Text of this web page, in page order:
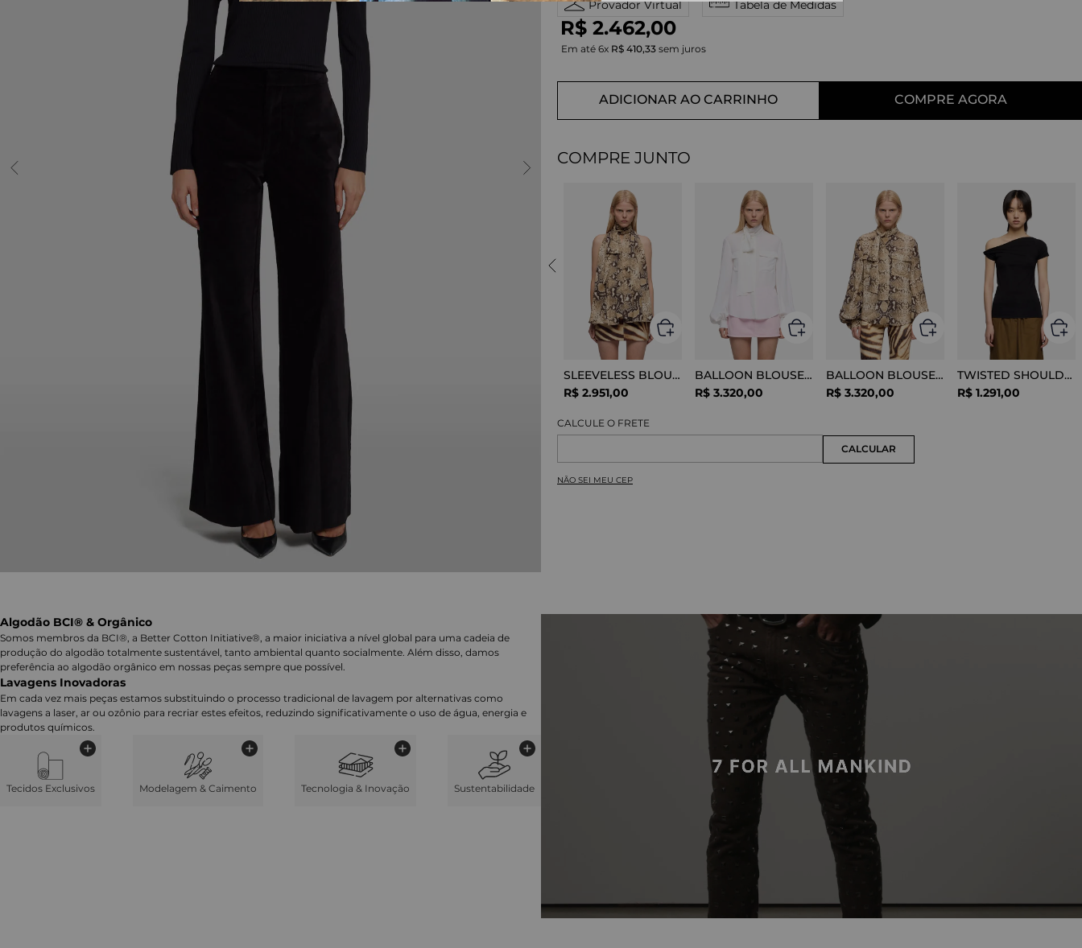
Provador Virtual Tabela de Medidas
R$ 2.462,00
Em até 6x R$ 410,33 sem juros
ADICIONAR AO CARRINHO COMPRE AGORA
COMPRE JUNTO
SLEEVELESS BLOUSE VISCOSE SNAKE
R$ 2.951,00
BALLOON BLOUSE SILK OPTICAL WHITE
R$ 3.320,00
BALLOON BLOUSE VISCOSE SNAKE
R$ 3.320,00
TWISTED SHOULDER TEE LYOCELL BLACK
R$ 1.291,00
NÃO SEI MEU CEP
Algodão BCI® & Orgânico
Somos membros da BCI®, a Better Cotton Initiative®, a maior iniciativa a nível global para uma cadeia de
produção do algodão totalmente sustentável, tanto ambiental quanto socialmente. Além disso, damos
preferência ao algodão orgânico em nossas peças sempre que possível.
Lavagens Inovadoras
Em cada vez mais peças estamos substituindo o processo tradicional de lavagem por alternativas como
lavagens a laser, ar ou ozônio para recriar estes efeitos, reduzindo significativamente o uso de água, energia e
produtos químicos.
Tecidos Exclusivos Modelagem & Caimento Tecnologia & Inovação Sustentabilidade